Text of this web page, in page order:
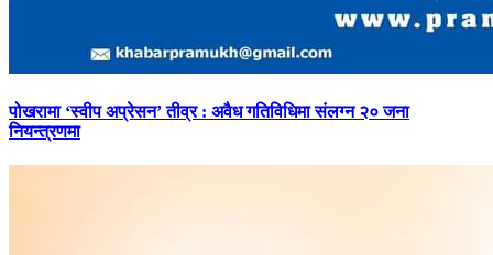
पोखरामा‘स्वीप अप्रेसन’ तीव्र : अवैध गतिविधिमा संलग्न २० जना
नियन्त्रणमा